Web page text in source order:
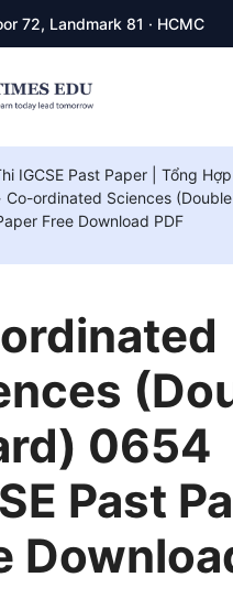
72, Landmark 81 · HCMC
IGCSE Past Paper | Tổng
Co-ordinated Sciences
Free Download PDF
0654
Past